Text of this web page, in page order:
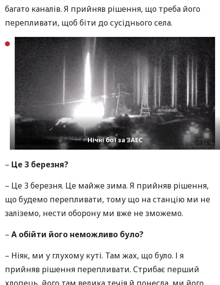
багато каналів. Я прийняв рішення, що треба його
перепливати, щоб біти до сусіднього села.
Нічні бої за ЗАЕС
– Це 3 березня?
– Це 3 березня. Це майже зима. Я прийняв рішення,
що будемо перепливати, тому що на станцію ми не
заліземо, нести оборону ми вже не зможемо.
– А обійти його неможливо було?
– Ніяк, ми у глухому куті. Там жах, що було. І я
прийняв рішення перепливати. Стрибає перший